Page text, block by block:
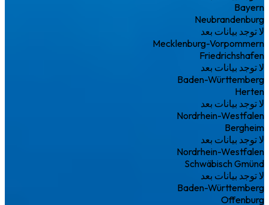
Bayern
Neubrandenburg
لا توجد بيانات بعد
Mecklenburg-Vorpommern
Friedrichshafen
لا توجد بيانات بعد
Baden-Württemberg
Herten
لا توجد بيانات بعد
Nordrhein-Westfalen
Bergheim
لا توجد بيانات بعد
Nordrhein-Westfalen
Schwäbisch Gmünd
لا توجد بيانات بعد
Baden-Württemberg
Offenburg